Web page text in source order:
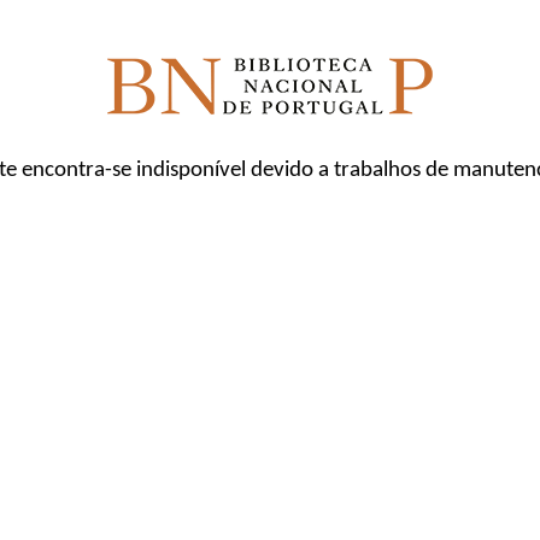
encontra-se indisponível devido a trabalhos de